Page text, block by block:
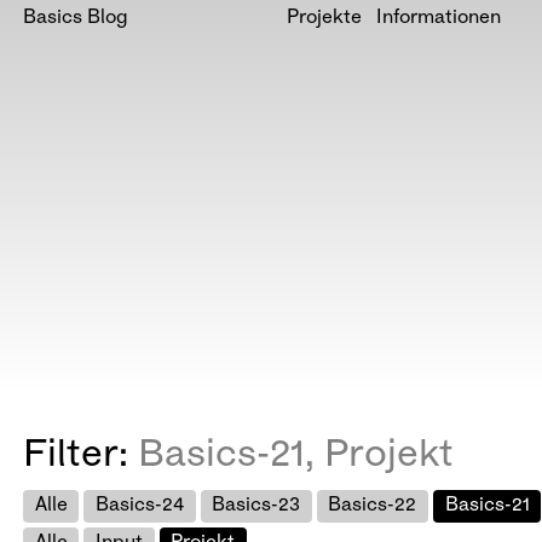
Basics Blog Projekte Informationen
Filter: Basics-21, Projekt
Alle Basics-24 Basics-23 Basics-22 Basics-21